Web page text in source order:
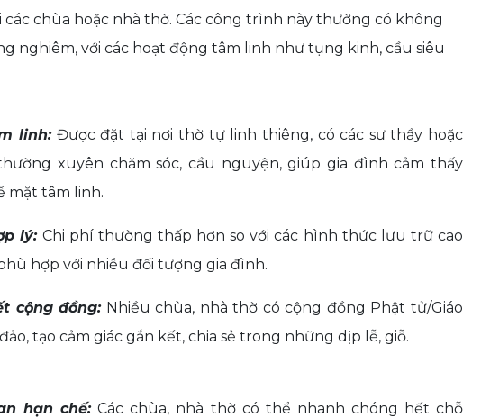
các chùa hoặc nhà thờ. Các công trình này thường có không
nghiêm, với các hoạt động tâm linh như tụng kinh, cầu siêu
linh:Được đặt tại nơi thờ tự linh thiêng, có các sư thầy hoặc
xuyên chăm sóc, cầu nguyện, giúp gia đình cảm thấy
mặt tâm linh.
lý:Chi phí thường thấp hơn so với các hình thức lưu trữ cao
hợp với nhiều đối tượng gia đình.
cộng đồng:Nhiều chùa, nhà thờ có cộng đồng Phật tử/Giáo
tạo cảm giác gắn kết, chia sẻ trong những dịp lễ, giỗ.
hạn chế:Các chùa, nhà thờ có thể nhanh chóng hết chỗ